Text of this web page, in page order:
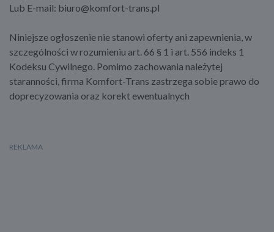
Lub E-mail: biuro@komfort-trans.pl
Niniejsze ogłoszenie nie stanowi oferty ani zapewnienia, w
szczególności w rozumieniu art. 66 § 1 i art. 556 indeks 1
Kodeksu Cywilnego. Pomimo zachowania należytej
staranności, firma Komfort-Trans zastrzega sobie prawo do
doprecyzowania oraz korekt ewentualnych